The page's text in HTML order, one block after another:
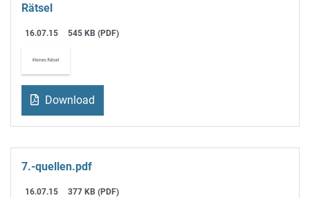
Rätsel
16.07.15 545 KB (PDF)
Download
7.-quellen.pdf
16.07.15 377 KB (PDF)